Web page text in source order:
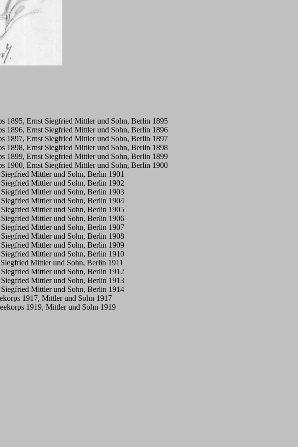
1895, Ernst Siegfried Mittler und Sohn, Berlin 1895
1896, Ernst Siegfried Mittler und Sohn, Berlin 1896
1897, Ernst Siegfried Mittler und Sohn, Berlin 1897
1898, Ernst Siegfried Mittler und Sohn, Berlin 1898
1899, Ernst Siegfried Mittler und Sohn, Berlin 1899
1900, Ernst Siegfried Mittler und Sohn, Berlin 1900
Mittler und Sohn, Berlin 1901
Mittler und Sohn, Berlin 1902
Mittler und Sohn, Berlin 1903
Mittler und Sohn, Berlin 1904
Mittler und Sohn, Berlin 1905
Mittler und Sohn, Berlin 1906
Mittler und Sohn, Berlin 1907
Mittler und Sohn, Berlin 1908
Mittler und Sohn, Berlin 1909
Mittler und Sohn, Berlin 1910
Mittler und Sohn, Berlin 1911
Mittler und Sohn, Berlin 1912
Mittler und Sohn, Berlin 1913
Mittler und Sohn, Berlin 1914
1917, Mittler und Sohn 1917
1919, Mittler und Sohn 1919